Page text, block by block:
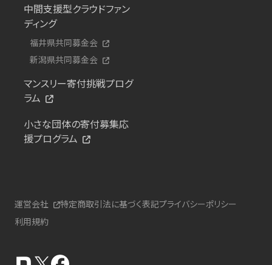
中間支援型クラウドファン
ディング
福井県共同募金会
新潟県共同募金会
マンスリー寄付挑戦プログ
ラム
小さな団体の寄付募集応
援プログラム
運営会社 特定商取引法に基づく表記プライバシーポリシー
利用規約